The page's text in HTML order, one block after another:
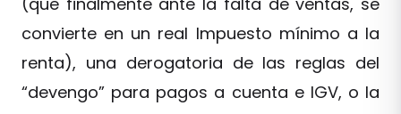
convierte en un real Impuesto mínimo a la
renta), una derogatoria de las reglas del
“devengo” para pagos a cuenta e IGV, o la